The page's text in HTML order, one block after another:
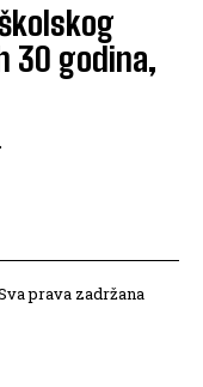
30 godina,
prava zadržana